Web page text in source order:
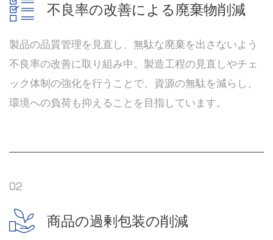
不良率の改善による廃棄物削減
製品の品質管理を見直し、無駄な廃棄を出さないよう
不良率の改善に取り組み中。製造工程の見直しやチェ
ック体制の強化を行うことで、資源の無駄を減らし、
環境への負荷も抑えることを目指しています。
02
商品の過剰包装の削減